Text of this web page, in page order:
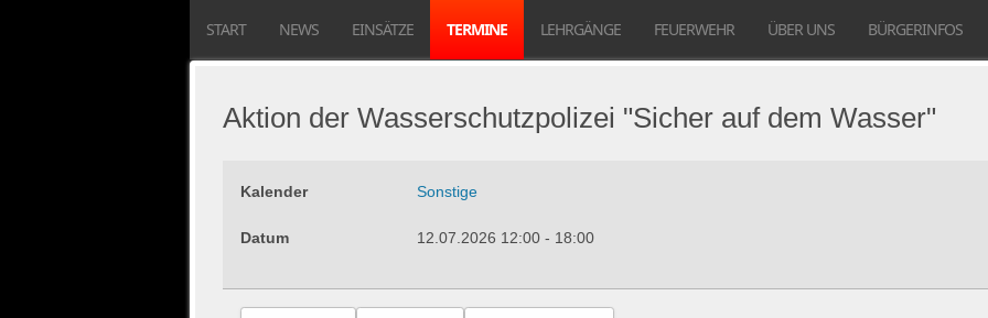
START NEWS EINSÄTZE TERMINE LEHRGÄNGE FEUERWEHR ÜBER UNS BÜRGERINFOS
Aktion der Wasserschutzpolizei "Sicher auf dem Wasser"
Kalender Sonstige
Datum 12.07.2026 12:00 - 18:00